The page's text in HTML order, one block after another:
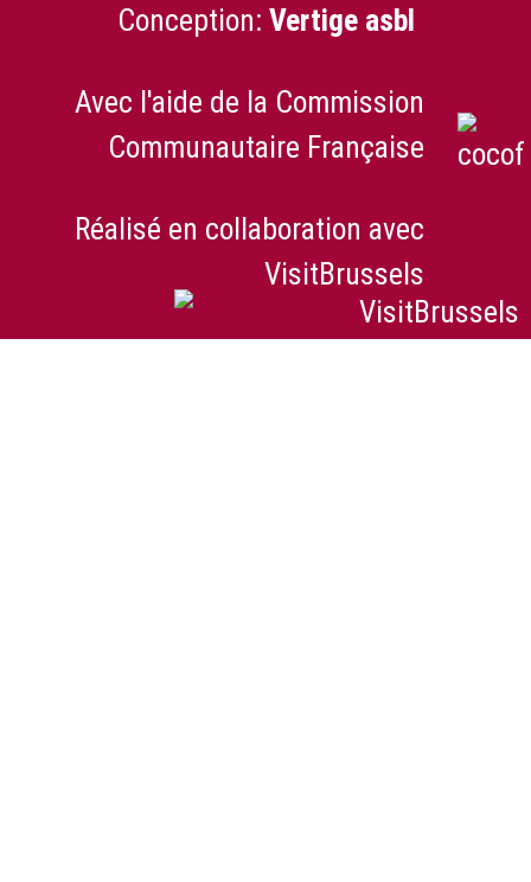
Conception: Vertige asbl
Avec l'aide de la Commission
Communautaire Française
Réalisé en collaboration avec
VisitBrussels